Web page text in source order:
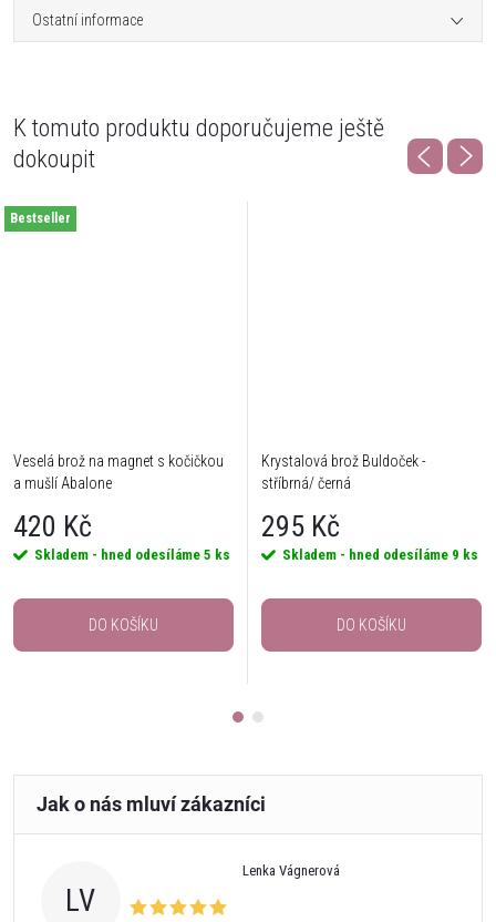
Ostatní informace
K tomuto produktu doporučujeme ještě
dokoupit
Bestseller
Veselá brož na magnet s kočičkou
a mušlí Abalone
420 Kč
Skladem - hned odesíláme 5 ks
DO KOŠÍKU
Krystalová brož Buldoček -
stříbrná/ černá
295 Kč
Skladem - hned odesíláme 9 ks
DO KOŠÍKU
LV
Lenka Vágnerová